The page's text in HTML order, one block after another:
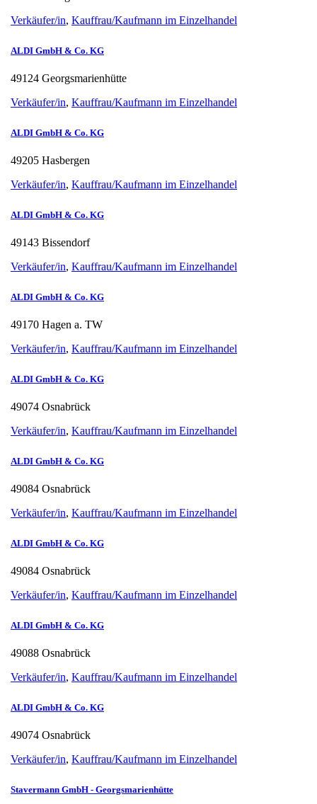
Verkäufer/in, Kauffrau/Kaufmann im Einzelhandel
ALDI GmbH & Co. KG
49124 Georgsmarienhütte
Verkäufer/in, Kauffrau/Kaufmann im Einzelhandel
ALDI GmbH & Co. KG
49205 Hasbergen
Verkäufer/in, Kauffrau/Kaufmann im Einzelhandel
ALDI GmbH & Co. KG
49143 Bissendorf
Verkäufer/in, Kauffrau/Kaufmann im Einzelhandel
ALDI GmbH & Co. KG
49170 Hagen a. TW
Verkäufer/in, Kauffrau/Kaufmann im Einzelhandel
ALDI GmbH & Co. KG
49074 Osnabrück
Verkäufer/in, Kauffrau/Kaufmann im Einzelhandel
ALDI GmbH & Co. KG
49084 Osnabrück
Verkäufer/in, Kauffrau/Kaufmann im Einzelhandel
ALDI GmbH & Co. KG
49084 Osnabrück
Verkäufer/in, Kauffrau/Kaufmann im Einzelhandel
ALDI GmbH & Co. KG
49088 Osnabrück
Verkäufer/in, Kauffrau/Kaufmann im Einzelhandel
ALDI GmbH & Co. KG
49074 Osnabrück
Verkäufer/in, Kauffrau/Kaufmann im Einzelhandel
Stavermann GmbH - Georgsmarienhütte